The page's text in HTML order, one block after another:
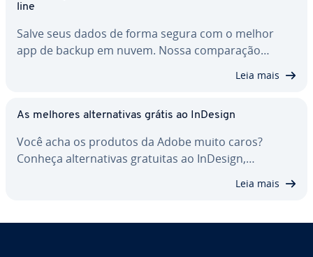
line
Salve seus dados de forma segura com o melhor
app de backup em nuvem. Nossa com­pa­ra­ção…
Leia mais
As melhores al­ter­na­ti­vas grátis ao InDesign
Você acha os produtos da Adobe muito caros?
Conheça al­ter­na­ti­vas gratuitas ao InDesign,…
Leia mais